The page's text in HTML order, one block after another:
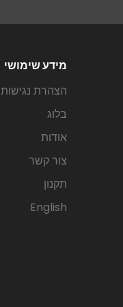
מידע שימושי
הצהרת נגישות
בלוג
אודות
צור קשר
תקנון
English